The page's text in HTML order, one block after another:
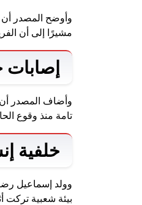
وأوضح المصدر أن
مشيرًا إلى أن
وأضاف المصدر أن
تامة منذ وقوع
خلفية
وولد إسماعيل
بيئة شعبية تركت